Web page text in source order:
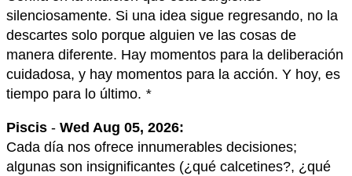
silenciosamente. Si una idea sigue regresando, no la
descartes solo porque alguien ve las cosas de
manera diferente. Hay momentos para la deliberación
cuidadosa, y hay momentos para la acción. Y hoy, es
tiempo para lo último. *
Piscis - Wed Aug 05, 2026:
Cada día nos ofrece innumerables decisiones;
algunas son insignificantes (¿qué calcetines?, ¿qué